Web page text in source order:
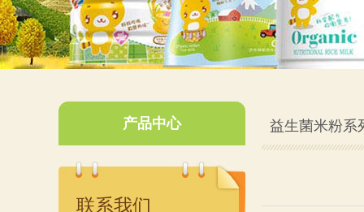
产品中心
联系我们
益生菌米粉系